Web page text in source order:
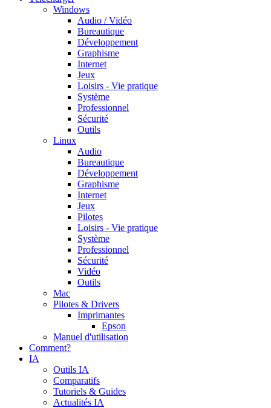
Windows
Audio / Vidéo
Bureautique
Développement
Graphisme
Internet
Jeux
Loisirs - Vie pratique
Système
Professionnel
Sécurité
Outils
Linux
Audio
Bureautique
Développement
Graphisme
Internet
Jeux
Pilotes
Loisirs - Vie pratique
Système
Professionnel
Sécurité
Vidéo
Outils
Mac
Pilotes & Drivers
Imprimantes
Epson
Manuel d'utilisation
Comment?
IA
Outils IA
Comparatifs
Tutoriels & Guides
Actualités IA